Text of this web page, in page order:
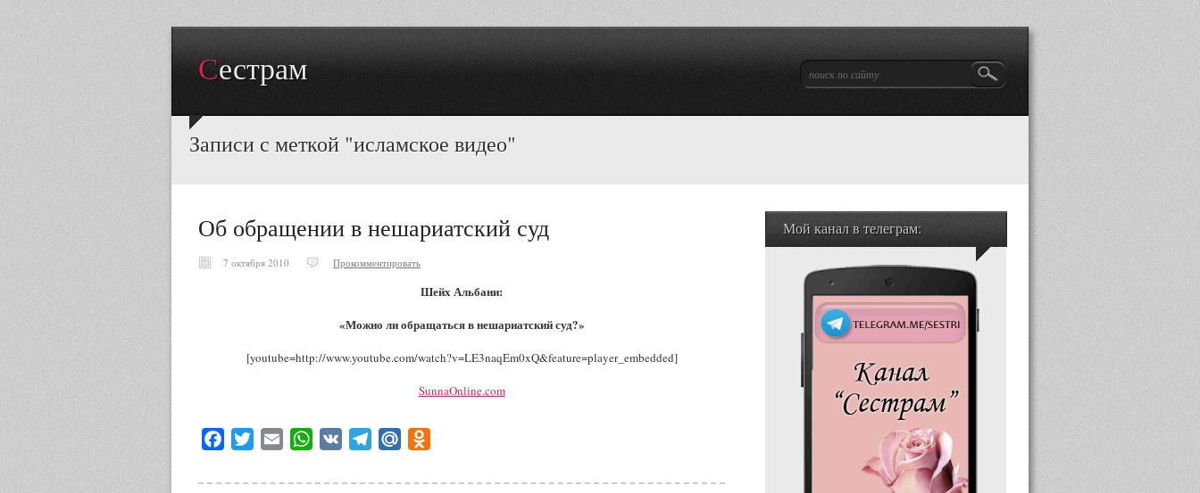
Сестрам
Записи с меткой "исламское видео"
Об обращении в нешариатский суд
7 октября 2010 Прокомментировать
Шейх Альбани:
«Можно ли обращаться в нешариатский суд?»
[youtube=http://www.youtube.com/watch?v=LE3naqEm0xQ&feature=player_embedded]
SunnaOnline.com
Facebook
Twitter Email WhatsApp
VK TelegramMail.Ru
Мой канал в телеграм: